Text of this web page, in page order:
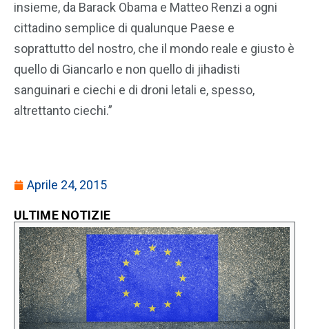
insieme, da Barack Obama e Matteo Renzi a ogni
cittadino semplice di qualunque Paese e
soprattutto del nostro, che il mondo reale e giusto è
quello di Giancarlo e non quello di jihadisti
sanguinari e ciechi e di droni letali e, spesso,
altrettanto ciechi.”
Aprile 24, 2015
ULTIME NOTIZIE